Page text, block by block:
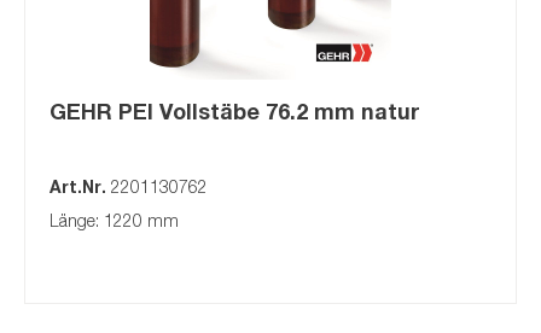
GEHR PEI Vollstäbe 76.2 mm natur
Art.Nr. 2201130762
Länge: 1220 mm